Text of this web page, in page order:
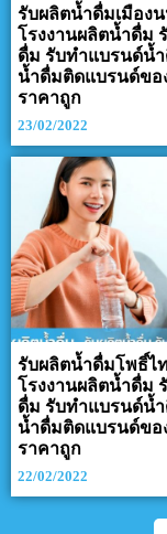
รับผลิตน้ำดื่มเมือง
โรงงานผลิตน้ำดื่ม
ดื่ม รับทำแบรนด์น้
น้ำดื่มติดแบรนด์ข
ราคาถูก
23/02/2022
รับผลิตน้ำดื่มโพธิ์ไ
โรงงานผลิตน้ำดื่ม
ดื่ม รับทำแบรนด์น้
น้ำดื่มติดแบรนด์ข
ราคาถูก
22/02/2022